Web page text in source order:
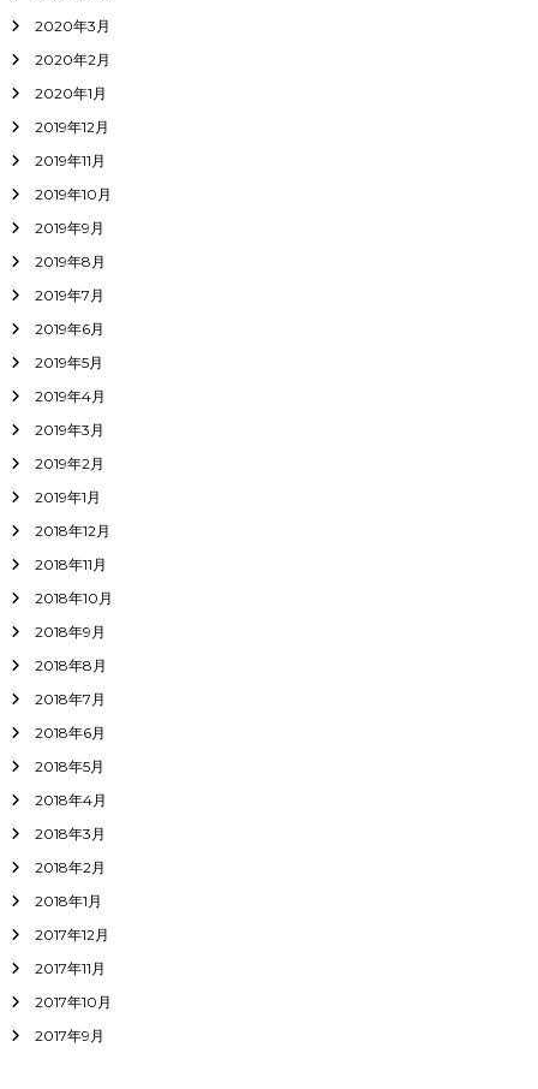
2020年3月
2020年2月
2020年1月
2019年12月
2019年11月
2019年10月
2019年9月
2019年8月
2019年7月
2019年6月
2019年5月
2019年4月
2019年3月
2019年2月
2019年1月
2018年12月
2018年11月
2018年10月
2018年9月
2018年8月
2018年7月
2018年6月
2018年5月
2018年4月
2018年3月
2018年2月
2018年1月
2017年12月
2017年11月
2017年10月
2017年9月